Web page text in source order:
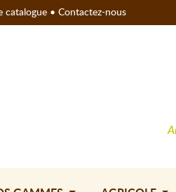
catalogue • Contactez-nous